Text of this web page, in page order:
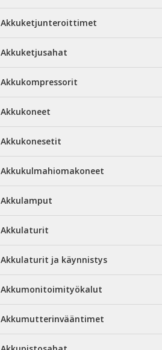
Akkuketjunteroittimet
Akkuketjusahat
Akkukompressorit
Akkukoneet
Akkukonesetit
Akkukulmahiomakoneet
Akkulamput
Akkulaturit
Akkulaturit ja käynnistys
Akkumonitoimityökalut
Akkumutterinvääntimet